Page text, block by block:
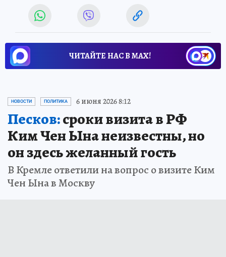
ЧИТАЙТЕ НАС В МАХ!
НОВОСТИ ПОЛИТИКА 6 июня 2026 8:12
Песков:сроки визита в РФ
Ким Чен Ына неизвестны, но
он здесь желанный гость
В Кремле ответили на вопрос о визите Ким
Чен Ына в Москву